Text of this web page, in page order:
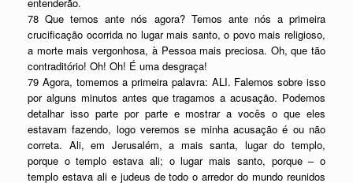
78 Que temos ante nós agora? Temos ante nós a primeira
crucificação ocorrida no lugar mais santo, o povo mais religioso,
a morte mais vergonhosa, à Pessoa mais preciosa. Oh, que tão
contraditório! Oh! Oh! É uma desgraça!
79 Agora, tomemos a primeira palavra: ALI. Falemos sobre isso
por alguns minutos antes que tragamos a acusação. Podemos
detalhar isso parte por parte e mostrar a vocês o que eles
estavam fazendo, logo veremos se minha acusação é ou não
correta. Ali, em Jerusalém, a mais santa, lugar do templo,
porque o templo estava ali; o lugar mais santo, porque – o
templo estava ali e judeus de todo o arredor do mundo reunidos